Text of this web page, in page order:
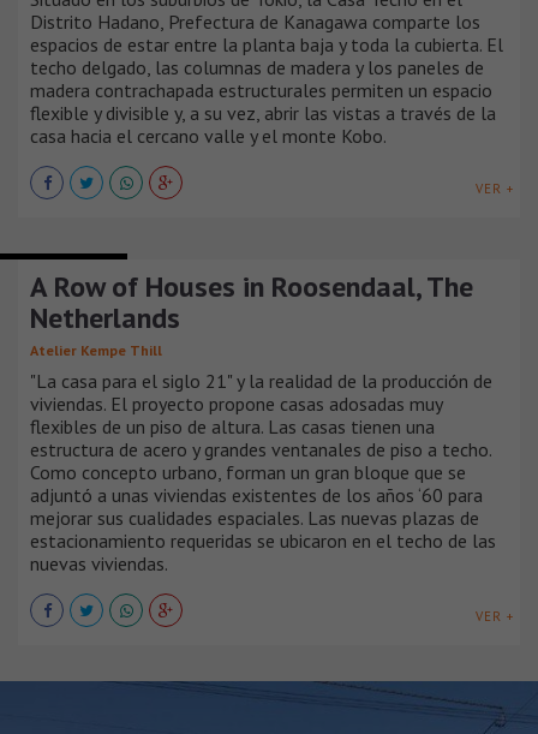
Distrito Hadano, Prefectura de Kanagawa comparte los
espacios de estar entre la planta baja y toda la cubierta. El
techo delgado, las columnas de madera y los paneles de
madera contrachapada estructurales permiten un espacio
flexible y divisible y, a su vez, abrir las vistas a través de la
casa hacia el cercano valle y el monte Kobo.
VER +
A Row of Houses in Roosendaal, The
Netherlands
Atelier Kempe Thill
"La casa para el siglo 21" y la realidad de la producción de
viviendas. El proyecto propone casas adosadas muy
flexibles de un piso de altura. Las casas tienen una
estructura de acero y grandes ventanales de piso a techo.
Como concepto urbano, forman un gran bloque que se
adjuntó a unas viviendas existentes de los años ‘60 para
mejorar sus cualidades espaciales. Las nuevas plazas de
estacionamiento requeridas se ubicaron en el techo de las
nuevas viviendas.
VER +